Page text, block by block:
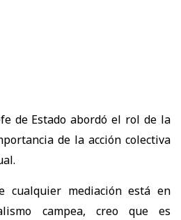
de Estado abordó el rol de la
de la acción colectiva
cualquier mediación está en
campea, creo que es